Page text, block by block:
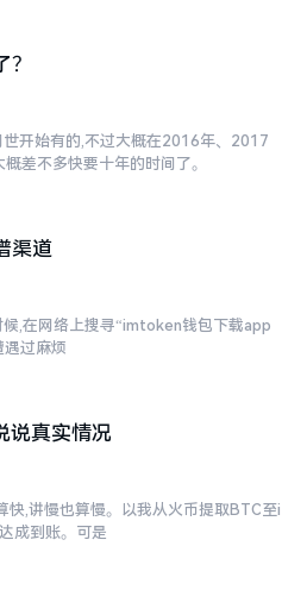
开始有的,不过大概在2016年、2017
差不多快要十年的时间了。
渠道
,在网络上搜寻“imtoken钱包下载app
遇过麻烦
说真实情况
快,讲慢也算慢。以我从火币提取BTC至i
成到账。可是